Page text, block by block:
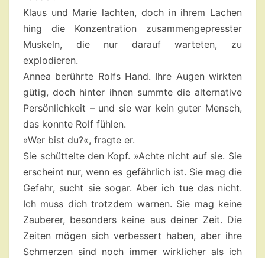
Klaus und Marie lachten, doch in ihrem Lachen
hing die Konzentration zusammengepresster
Muskeln, die nur darauf warteten, zu
explodieren.
Annea berührte Rolfs Hand. Ihre Augen wirkten
gütig, doch hinter ihnen summte die alternative
Persönlichkeit – und sie war kein guter Mensch,
das konnte Rolf fühlen.
»Wer bist du?«, fragte er.
Sie schüttelte den Kopf. »Achte nicht auf sie. Sie
erscheint nur, wenn es gefährlich ist. Sie mag die
Gefahr, sucht sie sogar. Aber ich tue das nicht.
Ich muss dich trotzdem warnen. Sie mag keine
Zauberer, besonders keine aus deiner Zeit. Die
Zeiten mögen sich verbessert haben, aber ihre
Schmerzen sind noch immer wirklicher als ich